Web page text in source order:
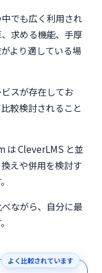
でも広く利用され
求める機能、手厚
より適している場
スが存在してお
較検討されること
は CleverLMS と並
えや併用を検討す
ながら、自分に最
よく比較されています